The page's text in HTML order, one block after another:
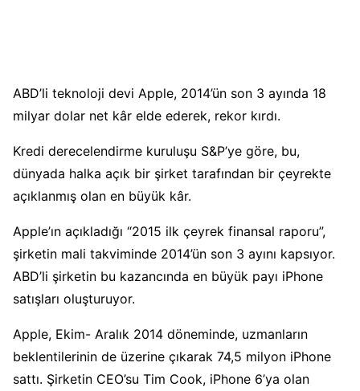
ABD’li teknoloji devi Apple, 2014’ün son 3 ayında 18
milyar dolar net kâr elde ederek, rekor kırdı.
Kredi derecelendirme kuruluşu S&P’ye göre, bu,
dünyada halka açık bir şirket tarafından bir çeyrekte
açıklanmış olan en büyük kâr.
Apple’ın açıkladığı “2015 ilk çeyrek finansal raporu”,
şirketin mali takviminde 2014’ün son 3 ayını kapsıyor.
ABD’li şirketin bu kazancında en büyük payı iPhone
satışları oluşturuyor.
Apple, Ekim- Aralık 2014 döneminde, uzmanların
beklentilerinin de üzerine çıkarak 74,5 milyon iPhone
sattı. Şirketin CEO’su Tim Cook, iPhone 6’ya olan